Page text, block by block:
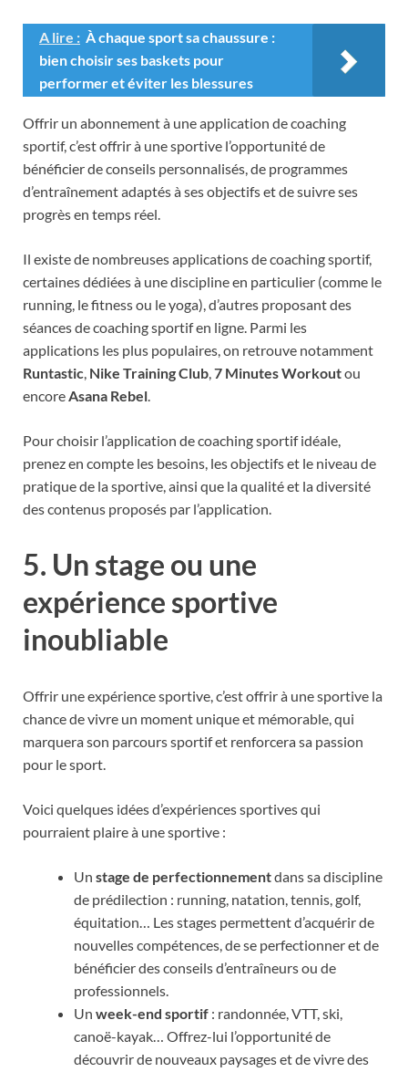
A lire : À chaque sport sa chaussure :
bien choisir ses baskets pour
performer et éviter les blessures
Offrir un abonnement à une application de coaching
sportif, c’est offrir à une sportive l’opportunité de
bénéficier de conseils personnalisés, de programmes
d’entraînement adaptés à ses objectifs et de suivre ses
progrès en temps réel.
Il existe de nombreuses applications de coaching sportif,
certaines dédiées à une discipline en particulier (comme le
running, le fitness ou le yoga), d’autres proposant des
séances de coaching sportif en ligne. Parmi les
applications les plus populaires, on retrouve notamment
Runtastic Nike Training Club 7 Minutes Workoutou
encore Asana Rebel
Pour choisir l’application de coaching sportif idéale,
prenez en compte les besoins, les objectifs et le niveau de
pratique de la sportive, ainsi que la qualité et la diversité
des contenus proposés par l’application.
5. Un stage ou une
expérience sportive
inoubliable
Offrir une expérience sportive, c’est offrir à une sportive la
chance de vivre un moment unique et mémorable, qui
marquera son parcours sportif et renforcera sa passion
pour le sport.
Voici quelques idées d’expériences sportives qui
pourraient plaire à une sportive :
Un stage de perfectionnementdans sa discipline
de prédilection : running, natation, tennis, golf,
équitation… Les stages permettent d’acquérir de
nouvelles compétences, de se perfectionner et de
bénéficier des conseils d’entraîneurs ou de
professionnels.
Un week-end sportif : randonnée, VTT, ski,
canoë-kayak… Offrez-lui l’opportunité de
découvrir de nouveaux paysages et de vivre des